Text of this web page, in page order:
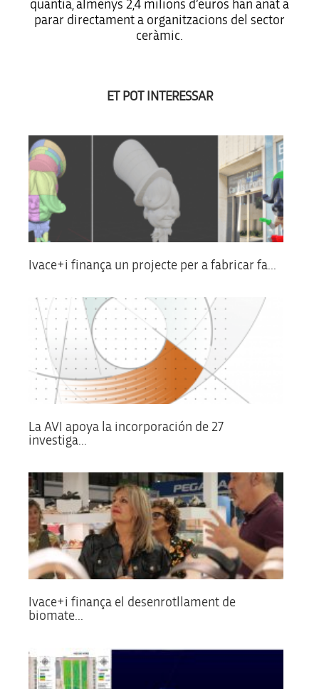
quantia, almenys 2,4 milions d’euros han anat a
parar directament a organitzacions del sector
ceràmic.
ET POT INTERESSAR
Ivace+i finança un projecte per a fabricar fa...
La AVI apoya la incorporación de 27
investiga...
Ivace+i finança el desenrotllament de
biomate...